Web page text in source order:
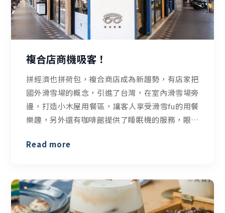
複合店商機吸客！
拼經濟也拼荷包，複合商店成為新趨勢，有店家把
國外滑雪場的概念，引進了台灣，在室內滑雪場旁
邊，打造小木屋用餐區，讓客人享受滑雪fu的用餐
樂趣，另外還有咖啡館提供了睡眠機的服務，眼鏡
說結合兩種不同業態的商品或者品牌，吸引更多客
Read more